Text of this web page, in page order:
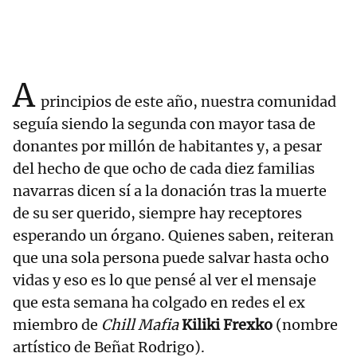
A principios de este año, nuestra comunidad
seguía siendo la segunda con mayor tasa de
donantes por millón de habitantes y, a pesar
del hecho de que ocho de cada diez familias
navarras dicen sí a la donación tras la muerte
de su ser querido, siempre hay receptores
esperando un órgano. Quienes saben, reiteran
que una sola persona puede salvar hasta ocho
vidas y eso es lo que pensé al ver el mensaje
que esta semana ha colgado en redes el ex
miembro de Chill MafiaKiliki Frexko (nombre
artístico de Beñat Rodrigo).